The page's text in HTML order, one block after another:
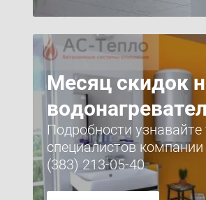
Месяц скидок
Подробности узнавайте
специалистов
(383) 213-05-40